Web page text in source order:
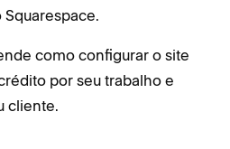
como configurar o site
por seu trabalho e
cliente.